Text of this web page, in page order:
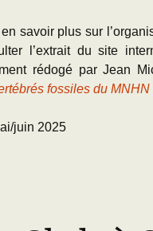
savoir plus sur
l’extrait du site
rédogé par Jean
fossiles du
juin 2025